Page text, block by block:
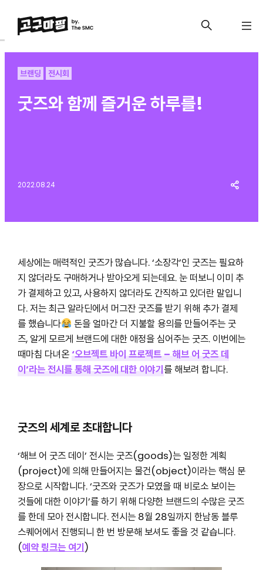
브랜딩 전시회
굿즈와 함께 즐거운 하루를!
2022.08.24
세상에는 매력적인 굿즈가 많습니다. ‘소장각’인 굿즈는 필요하
지 않더라도 구매하거나 받아오게 되는데요. 눈 떠보니 이미 추
가 결제하고 있고, 사용하지 않더라도 간직하고 있더란 말입니
다. 저는 최근 알라딘에서 머그잔 굿즈를 받기 위해 추가 결제
를 했습니다
돈을 얼마간 더 지불할 용의를 만들어주는 굿
즈, 알게 모르게 브랜드에 대한 애정을 심어주는 굿즈. 이번에는
때마침 다녀온‘오브젝트 바이 프로젝트 – 해브 어 굿즈 데
이’라는 전시를 통해 굿즈에 대한 이야기를 해보려 합니다.
굿즈의 세계로 초대합니다
‘해브 어 굿즈 데이’ 전시는 굿즈(goods)는 일정한 계획
(project)에 의해 만들어지는 물건(object)이라는 핵심 문
장으로 시작합니다. ‘굿즈와 굿즈가 모였을 때 비로소 보이는
것들에 대한 이야기’를 하기 위해 다양한 브랜드의 수많은 굿즈
를 한데 모아 전시합니다. 전시는 8월 28일까지 한남동 블루
스퀘어에서 진행되니 한 번 방문해 보셔도 좋을 것 같습니다.
(예약 링크는 여기)